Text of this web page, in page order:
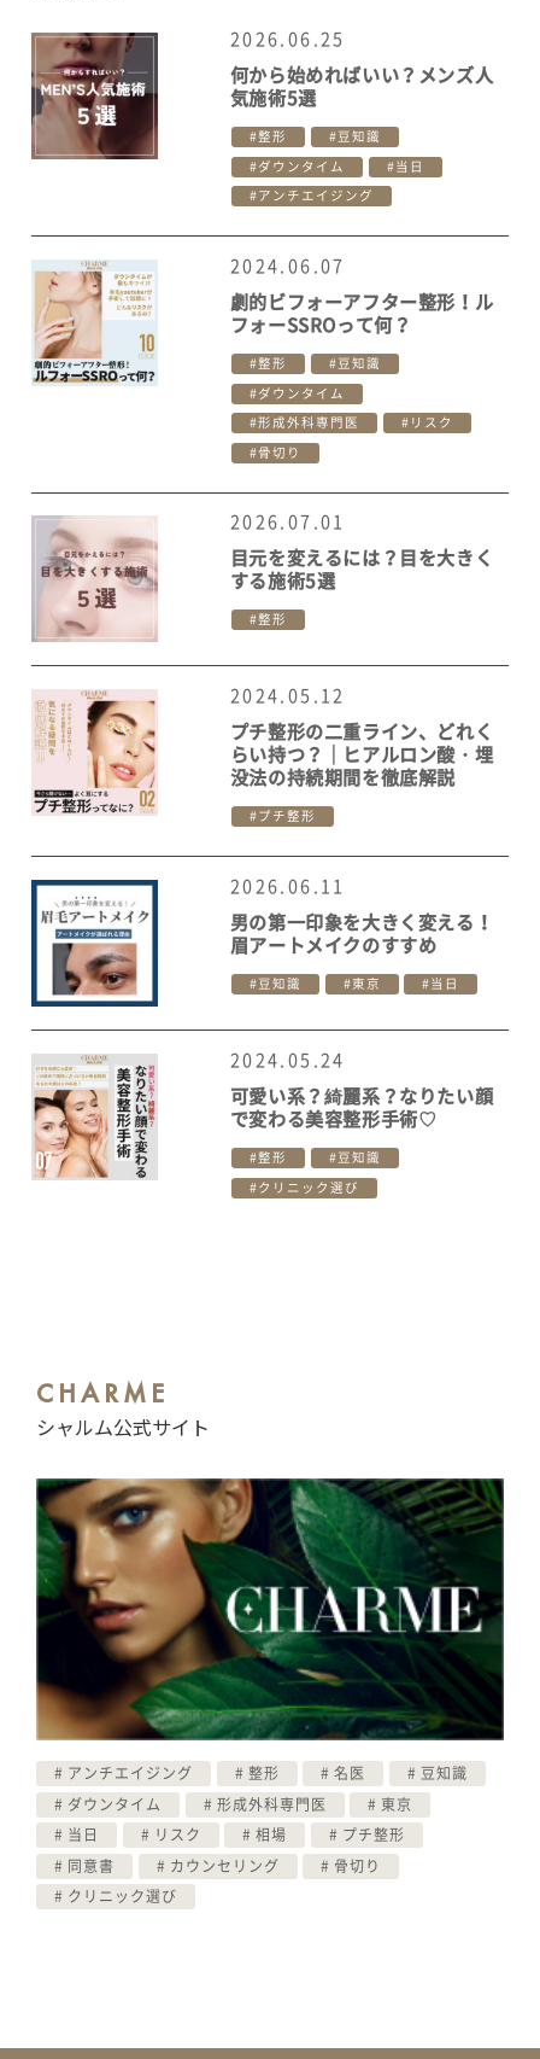
2026.06.25
何から始めればいい？メンズ人
気施術5選
整形 豆知識
ダウンタイム 当日
アンチエイジング
2024.06.07
劇的ビフォーアフター整形！ル
フォーSSROって何？
整形 豆知識
ダウンタイム
形成外科専門医 リスク
骨切り
2026.07.01
目元を変えるには？目を大きく
する施術5選
整形
2024.05.12
プチ整形の二重ライン、どれく
らい持つ？｜ヒアルロン酸・埋
没法の持続期間を徹底解説
プチ整形
2026.06.11
男の第一印象を大きく変える！
眉アートメイクのすすめ
豆知識 東京 当日
2024.05.24
可愛い系？綺麗系？なりたい顔
で変わる美容整形手術♡
整形 豆知識
クリニック選び
CHARME
シャルム公式サイト
アンチエイジング 整形 名医 豆知識
ダウンタイム 形成外科専門医 東京
当日 リスク 相場 プチ整形
同意書 カウンセリング 骨切り
クリニック選び